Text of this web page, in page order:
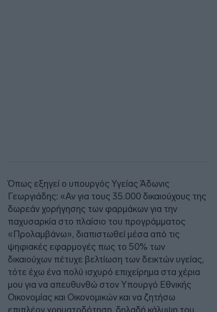
Όπως εξηγεί ο υπουργός Υγείας Άδωνις
Γεωργιάδης: «Αν για τους 35.000 δικαιούχους της
δωρεάν χορήγησης των φαρμάκων για την
παχυσαρκία στο πλαίσιο του προγράμματος
«Προλαμβάνω», διαπιστωθεί μέσα από τις
ψηφιακές εφαρμογές πως το 50% των
δικαιούχων πέτυχε βελτίωση των δεικτών υγείας,
τότε έχω ένα πολύ ισχυρό επιχείρημα στα χέρια
μου για να απευθυνθώ στον Υπουργό Εθνικής
Οικονομίας και Οικονομικών και να ζητήσω
επιπλέον χρηματοδότηση, δηλαδή κάλυψη του